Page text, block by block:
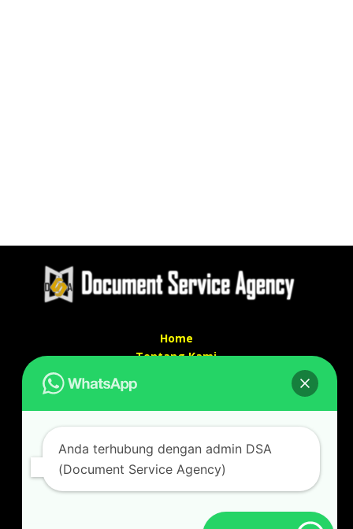
Home
Tentang Kami
Kontak kami
Alamat kantor :
Jl Swadaya Pam No 6 Rt 006 Rw 007 Jatinegara,
Cakung, Jakarta Timur 13930
087887631193 / 021 48671259
Anda terhubung dengan admin DSA
(Document Service Agency)